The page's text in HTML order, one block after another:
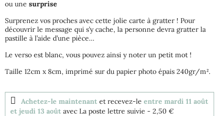
(2 avis)
ou une surprise
Surprenez vos proches avec cette jolie carte à gratter ! Pour
découvrir le message qui s’y cache, la personne devra gratter la
pastille à l’aide d’une pièce…
Le verso est blanc, vous pouvez ainsi y noter un petit mot !
Taille 12cm x 8cm, imprimé sur du papier photo épais 240gr/m².
Achetez-le maintenant et recevez-le entre mardi 11 août
et jeudi 13 août avec La poste lettre suivie - 2,50 €